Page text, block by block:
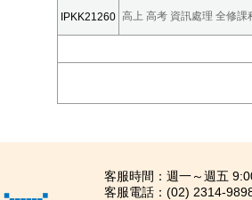
IPKK21260 高上 高考 資訊處理 全修課
客服時間：週一～週五
客服電話：(02) 2314-